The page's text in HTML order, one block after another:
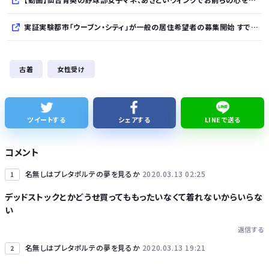
実証実験都市「ウーブン・シティ」が一般の居住希望者の募集開始 すでにトヨタ関係者が居住
夏休みのラジオ体操の思ひ出
Powered by livedoor 相互RSS
古着 女性受け
ツイートする シェアする LINEで送る
コメント
1 名無しはプレタポルテの夢を見るか 2020.03.13 02:25
デッドストックとかどうせ買ってももったいなくて着れないからいらな
い
返信する
2 名無しはプレタポルテの夢を見るか 2020.03.13 19:21